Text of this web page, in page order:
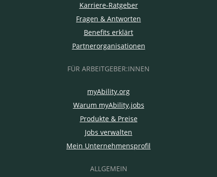
Karriere-Ratgeber
Fragen & Antworten
Benefits erklärt
Partnerorganisationen
FÜR ARBEITGEBER:INNEN
myAbility.org
Warum myAbility.jobs
Produkte & Preise
Jobs verwalten
Mein Unternehmensprofil
ALLGEMEIN